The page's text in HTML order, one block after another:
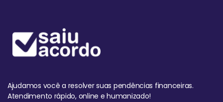
Ajudamos você a resolver suas pendências financeiras.
Atendimento rápido, online e humanizado!